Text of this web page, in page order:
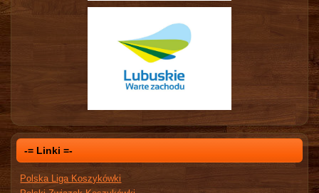
-= Linki =-
Polska Liga Koszykówki